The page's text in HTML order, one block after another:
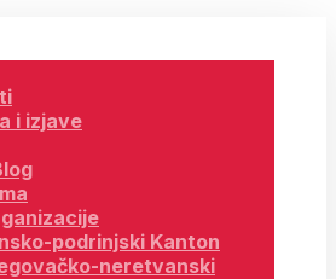
i izjave
podrinjski Kanton
neretvanski